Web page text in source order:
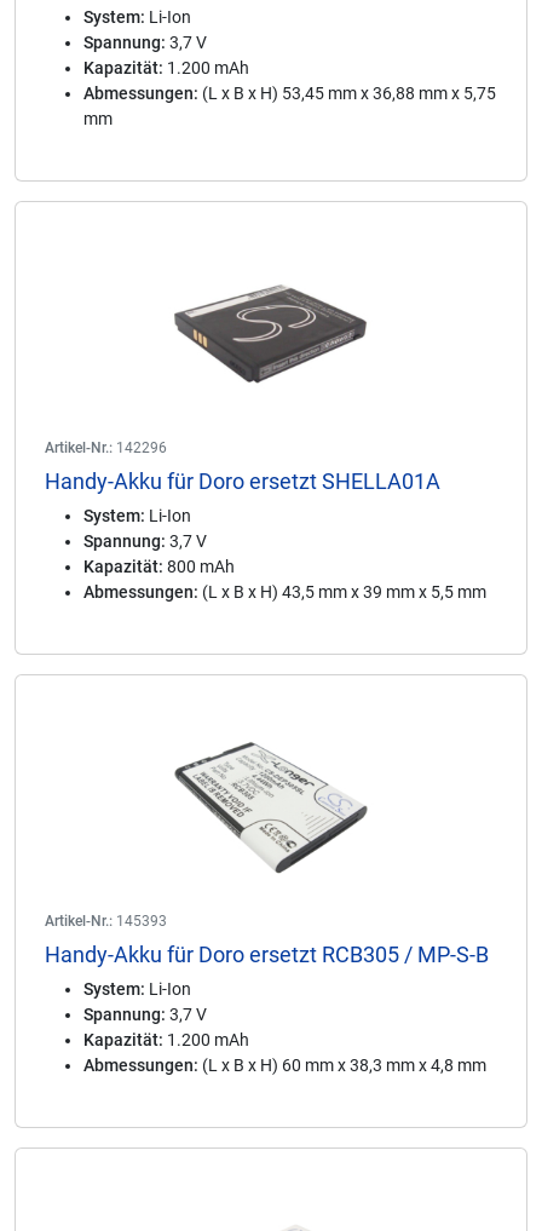
System: Li-Ion
Spannung: 3,7 V
Kapazität: 1.200 mAh
Abmessungen: (L x B x H) 53,45 mm x 36,88 mm x 5,75
mm
Artikel-Nr.: 142296
Handy-Akku für Doro ersetzt SHELLA01A
System: Li-Ion
Spannung: 3,7 V
Kapazität: 800 mAh
Abmessungen: (L x B x H) 43,5 mm x 39 mm x 5,5 mm
Artikel-Nr.: 145393
Handy-Akku für Doro ersetzt RCB305 / MP-S-B
System: Li-Ion
Spannung: 3,7 V
Kapazität: 1.200 mAh
Abmessungen: (L x B x H) 60 mm x 38,3 mm x 4,8 mm